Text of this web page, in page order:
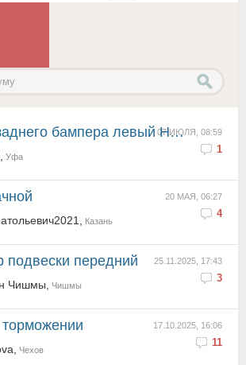
07 ИЮЛЯ, 08:59
1
бампера левый Hyundai/Kia97530-1F000
Уфа
20 МАЯ, 06:27
4
Казань
25.11.2025, 17:43
3
подвески передний
Чишмы, Чишмы
17.10.2025, 16:06
11
торможении
Чехов